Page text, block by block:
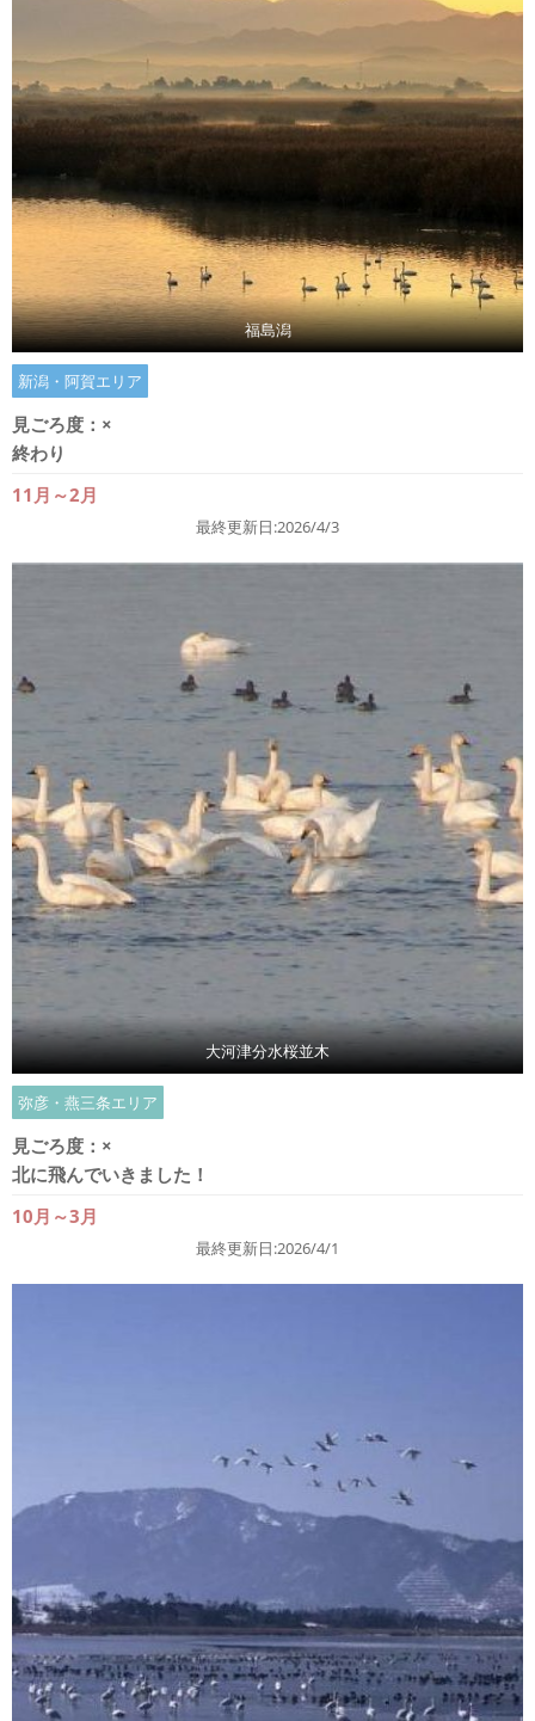
福島潟
新潟・阿賀エリア
見ごろ度： ×
終わり
11月～2月
最終更新日:2026/4/3
大河津分水桜並木
弥彦・燕三条エリア
見ごろ度： ×
北に飛んでいきました！
10月～3月
最終更新日:2026/4/1